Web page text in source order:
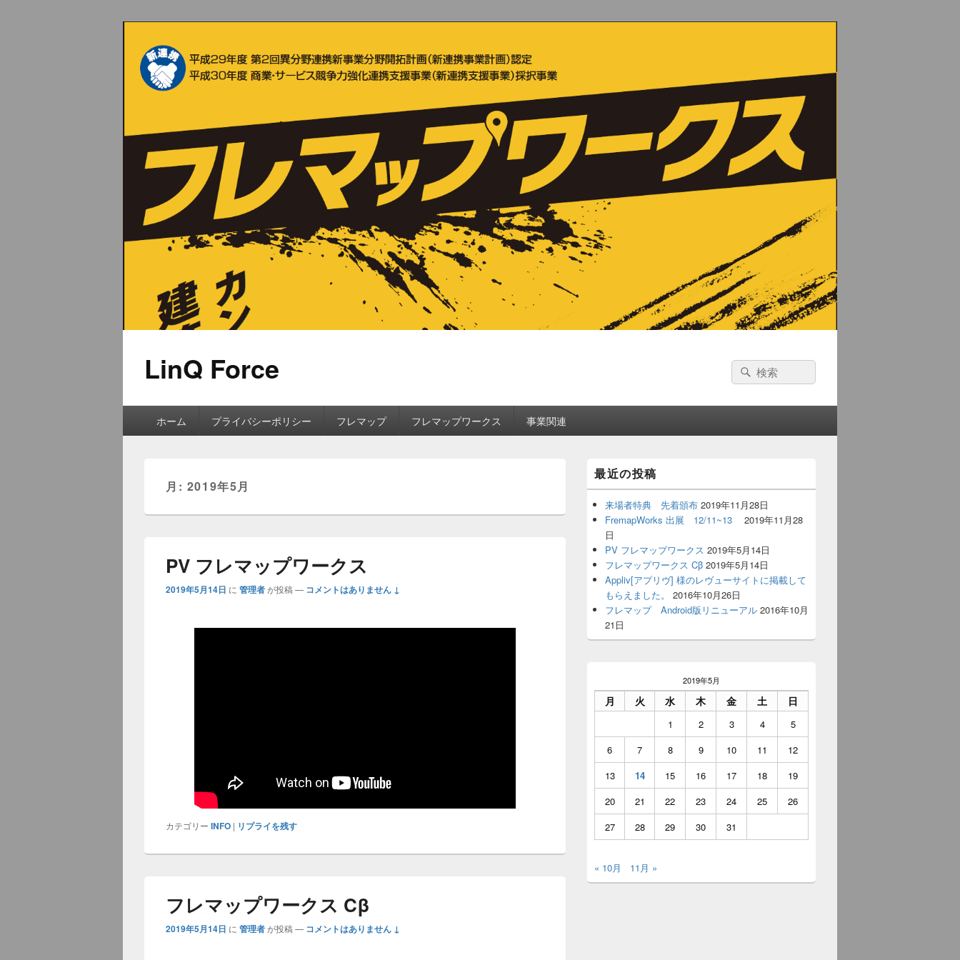
LinQ Force
Search
for:
Search
ホーム プライバシーポリシー フレマップ フレマップワークス 事業関連
月: 2019年5月
PV フレマップワークス
2019年5月14日 に 管理者が投稿 — コメントはありません ↓
カテゴリー INFO | リプライを残す
フレマップワークス Cβ
2019年5月14日 に 管理者が投稿 — コメントはありません ↓
Sidebar
Widget
Area
最近の投稿
来場者特典 先着頒布 2019年11月28日
FremapWorks 出展 12/11~13
2019年11月28
日
PV フレマップワークス 2019年5月14日
フレマップワークス Cβ 2019年5月14日
Appliv[アプリヴ] 様のレヴューサイトに掲載して
もらえました。
2016年10月26日
フレマップ Android版リニューアル 2016年10月
21日
2019年5月
月 火 水 木 金 土 日
1 2 3 4
5
6
7 8 9 10 11
12
13
14 15 16 17 18
19
20
21 22 23 24 25
26
27
28 29 30 31
« 10月 11月 »